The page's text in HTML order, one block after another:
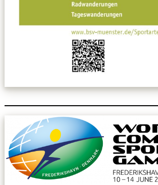
übergeordnete Verbände
Chronik
Leitbild
Service
Anmeldung zum Erste-Hilfe-Kurs